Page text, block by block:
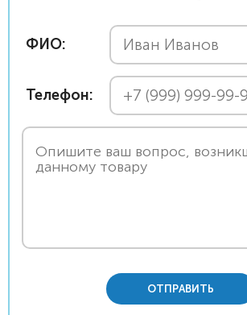
ФИО:
Телефон:
ОТПРАВИТЬ